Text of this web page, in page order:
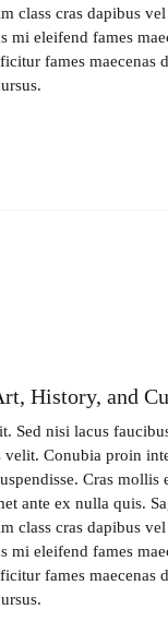
class cras dapibus
mi eleifend fames
fames
History, and
nisi lacus
Conubia proin
Cras
ante ex nulla quis.
class cras dapibus
mi eleifend fames
fames